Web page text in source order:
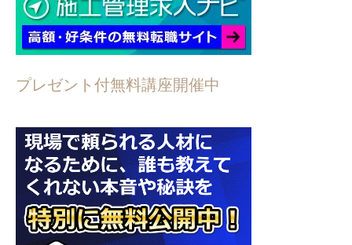
プレゼント付無料講座開催中